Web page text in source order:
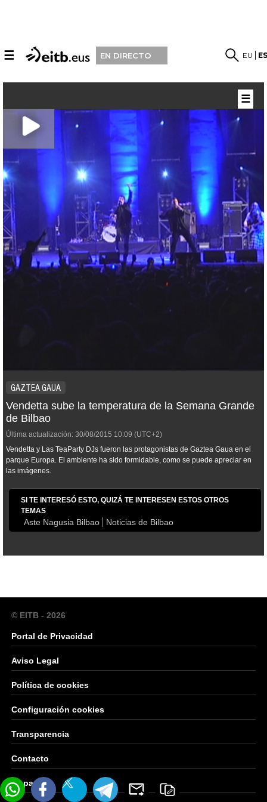
☰ EN DIRECTO EU
GAZTEA GAUA
Vendetta sube la temperatura de la Semana Grande
de Bilbao
Última actualización: 30/08/2015 10:09 (UTC+2)
Vendetta y Las TeaParty DJs fueron las protagonistas de Gaztea Gaua en el
parque Europa. El ambiente ha sido formidable, como se puede apreciar en
las imágenes.
SI TE INTERESÓ ESTO, QUIZÁ TE INTERESEN ESTOS OTROS
TEMAS
Aste Nagusia Bilbao Noticias de Bilbao
☰
© EITB - 2026
Portal de Privacidad
Aviso Legal
Política de cookies
Configuración cookies
Transparencia
Contacto
Mapa Web